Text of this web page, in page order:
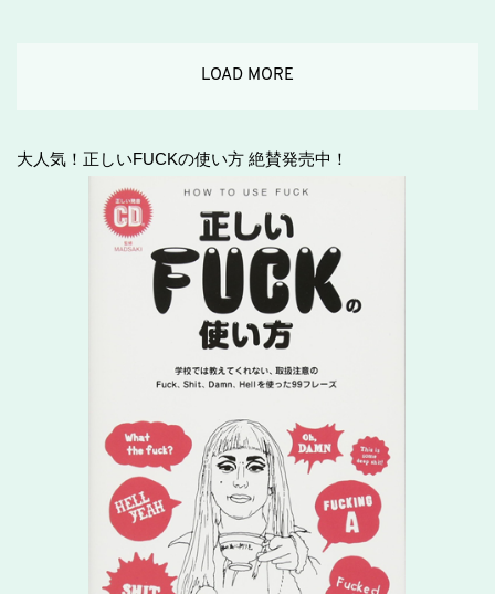
LOAD MORE
大人気！正しいFUCKの使い方 絶賛発売中！